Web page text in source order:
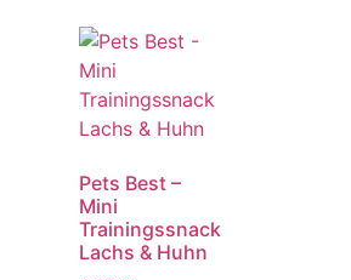
Pets Best –
Mini
Trainingssnack
Lachs & Huhn